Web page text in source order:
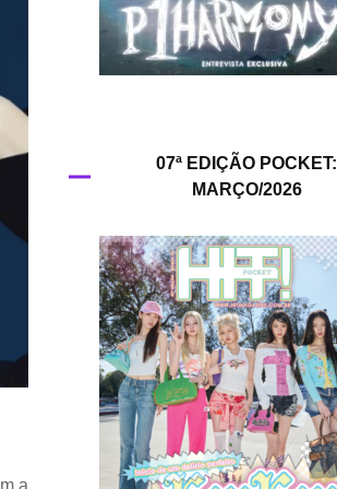
HIT!Queer
HIT!Vem aí
Panfletando
07ª EDIÇÃO POCKET:
MARÇO/2026